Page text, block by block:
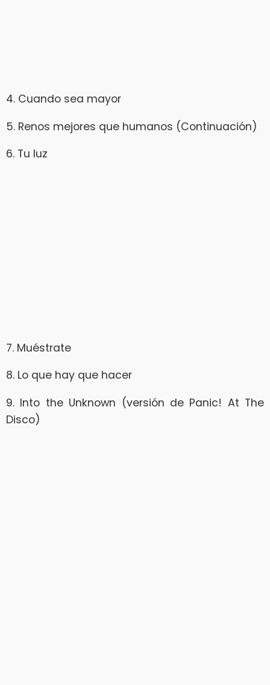
4. Cuando sea mayor
5. Renos mejores que humanos (Continuación)
6. Tu luz
7. Muéstrate
8. Lo que hay que hacer
9. Into the Unknown (versión de Panic! At The
Disco)